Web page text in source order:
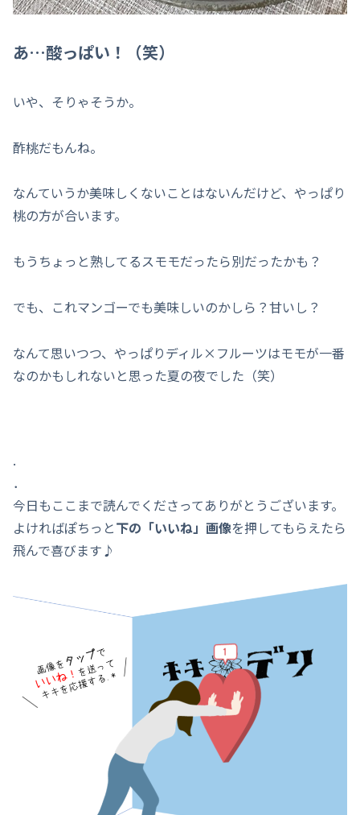
あ…酸っぱい！（笑）
いや、そりゃそうか。
酢桃だもんね。
なんていうか美味しくないことはないんだけど、やっぱり
桃の方が合います。
もうちょっと熟してるスモモだったら別だったかも？
でも、これマンゴーでも美味しいのかしら？甘いし？
なんて思いつつ、やっぱりディル×フルーツはモモが一番
なのかもしれないと思った夏の夜でした（笑）
.
．
今日もここまで読んでくださってありがとうございます。
よければぽちっと下の「いいね」画像を押してもらえたら
飛んで喜びます♪